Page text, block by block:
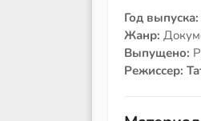
Год выпуска:
Жанр:
Выпущено:
Режиссер: